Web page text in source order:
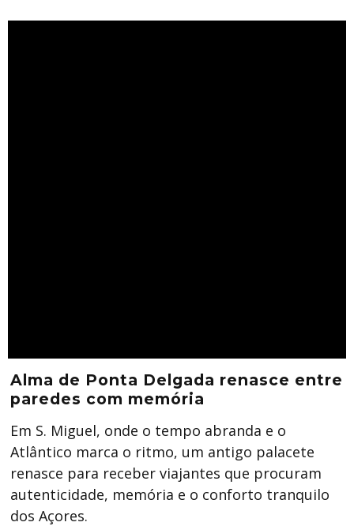
Alma de Ponta Delgada renasce entre
paredes com memória
Em S. Miguel, onde o tempo abranda e o
Atlântico marca o ritmo, um antigo palacete
renasce para receber viajantes que procuram
autenticidade, memória e o conforto tranquilo
dos Açores.